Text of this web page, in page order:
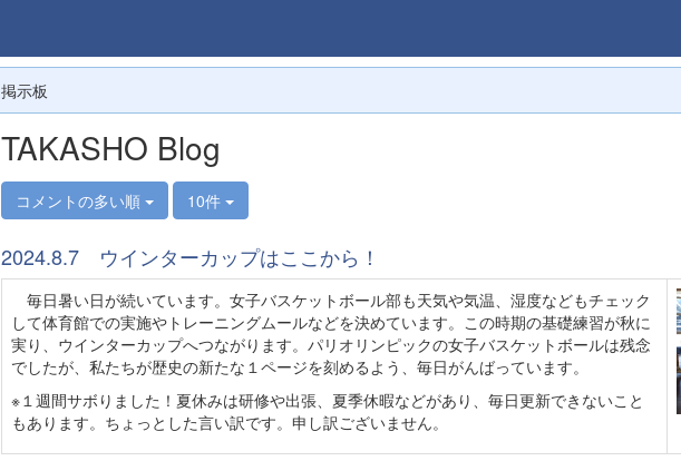
掲示板
TAKASHO Blog
コメントの多い順 10件
2024.8.7 ウインターカップはここから！
毎日暑い日が続いています。女子バスケットボール部も天気や気温、湿度などもチェック
して体育館での実施やトレーニングムールなどを決めています。この時期の基礎練習が秋に
実り、ウインターカップへつながります。パリオリンピックの女子バスケットボールは残念
でしたが、私たちが歴史の新たな１ページを刻めるよう、毎日がんばっています。
※１週間サボりました！夏休みは研修や出張、夏季休暇などがあり、毎日更新できないこと
もあります。ちょっとした言い訳です。申し訳ございません。